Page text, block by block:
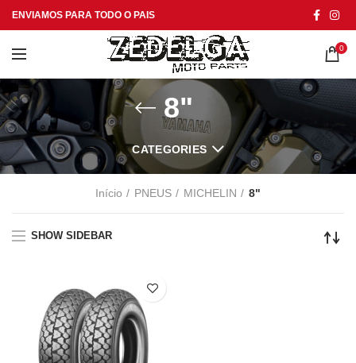
ENVIAMOS PARA TODO O PAIS
0
8"
CATEGORIES
Início PNEUS MICHELIN 8"
SHOW SIDEBAR